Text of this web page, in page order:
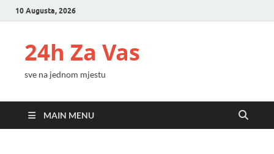
10 Augusta, 2026
24h Za Vas
sve na jednom mjestu
MAIN MENU